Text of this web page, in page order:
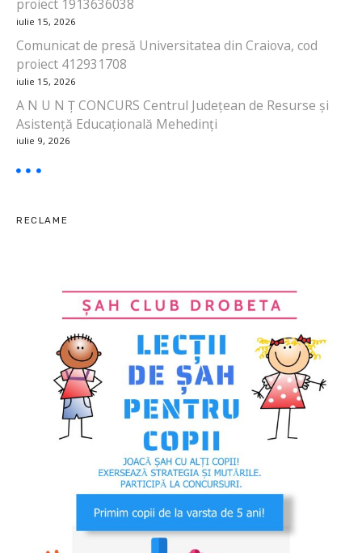
t
i
c
o
l
e
proiect 1913636038
iulie 15, 2026
Comunicat de presă Universitatea din Craiova, cod
proiect 412931708
iulie 15, 2026
A N U N Ț CONCURS Centrul Județean de Resurse și
Asistență Educațională Mehedinți
iulie 9, 2026
RECLAME